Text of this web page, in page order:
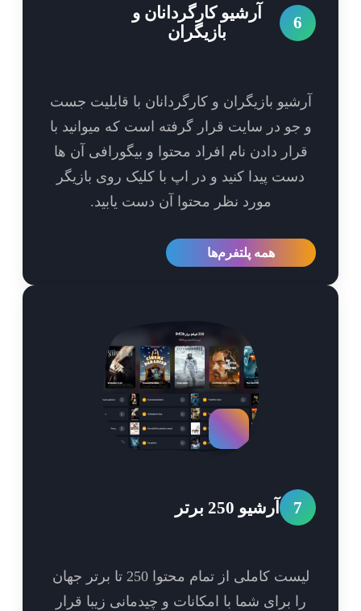
آرشیو کارگردانان و
بازیگران
بازیگران و کارگردانان با قابلیت جست
در سایت قرار گرفته است که میوانید با
دادن نام افراد محتوا و بیگورافی آن ها
پیدا کنید و در اپ با کلیک روی بازیگر
مورد نظر محتوا آن دست یابید.
همه پلتفرم‌ها
آرشیو 250 برتر
لیست کاملی از تمام محتوا 250 تا برتر جهان
برای شما با امکانات و چیدمانی زیبا قرار